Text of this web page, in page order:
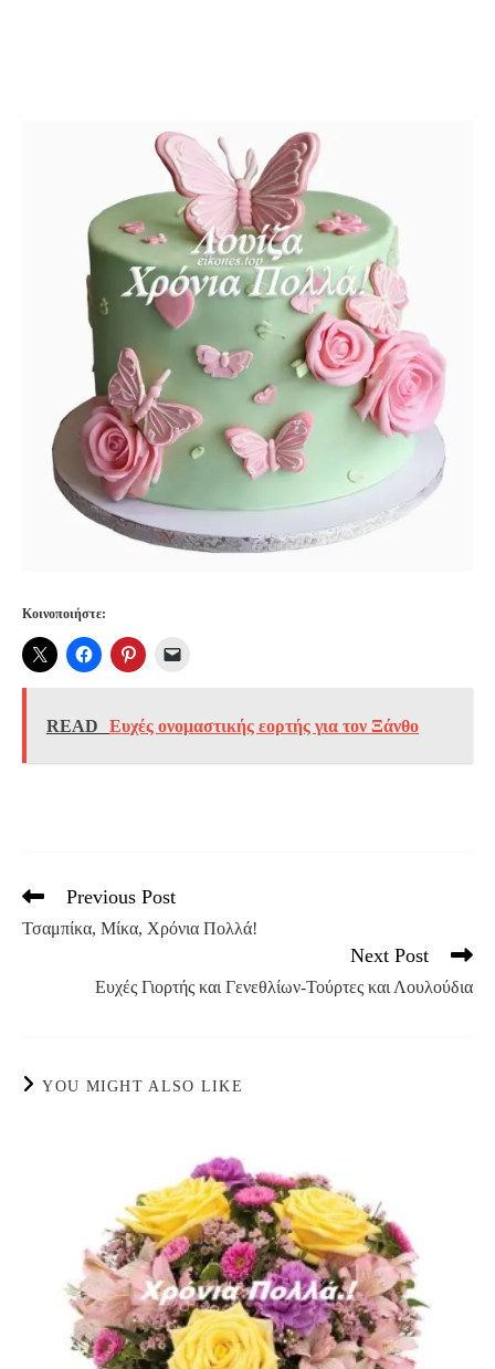
Κοινοποιήστε:
READ Ευχές ονομαστικής εορτής για τον Ξάνθο
Read
articles
Previous Post
Τσαμπίκα, Μίκα, Χρόνια Πολλά!
Next Post
Ευχές Γιορτής και Γενεθλίων-Τούρτες και Λουλούδια
YOU MIGHT ALSO LIKE